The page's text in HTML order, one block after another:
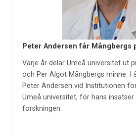
Peter Andersen får Mångbergs
Varje år delar Umeå universitet ut
och Per Algot Mångbergs minne. I
Peter Andersen vid Institutionen
Umeå universitet, för hans insatser
forskningen.